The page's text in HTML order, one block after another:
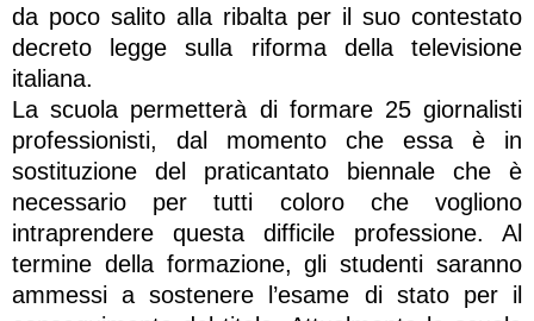
da poco salito alla ribalta per il suo contestato
decreto legge sulla riforma della televisione
italiana.
La scuola permetterà di formare 25 giornalisti
professionisti, dal momento che essa è in
sostituzione del praticantato biennale che è
necessario per tutti coloro che vogliono
intraprendere questa difficile professione. Al
termine della formazione, gli studenti saranno
ammessi a sostenere l’esame di stato per il